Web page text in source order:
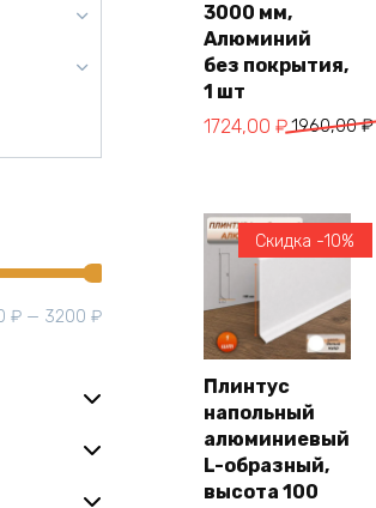
3000 мм,
Алюминий
без покрытия,
1 шт
1960,00₽
Первоначальная
1960,00 ₽.
1724,00 ₽
Текущая
В
корзину
Скидка -10%
Плинтус
напольный
алюминиевый
L-образный,
высота 100
Минимальная
Максимальная
₽ — 3200 ₽